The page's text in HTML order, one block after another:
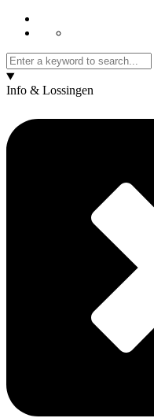
Info & Lossingen